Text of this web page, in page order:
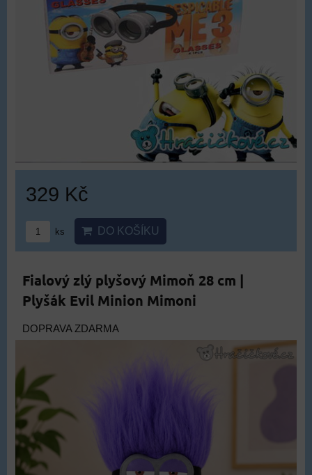
329 Kč
ks DO KOŠÍKU
Fialový zlý plyšový Mimoň 28 cm |
Plyšák Evil Minion Mimoni
DOPRAVA ZDARMA